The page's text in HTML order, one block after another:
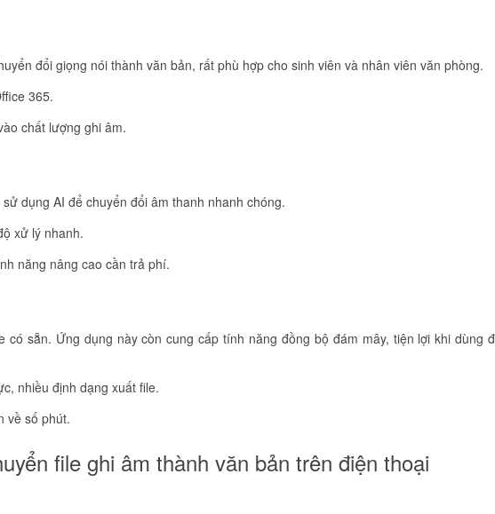
đổi giọng nói thành văn bản, rất phù hợp cho sinh viên và nhân viên văn phòng.
365.
chất lượng ghi âm.
dụng AI để chuyển đổi âm thanh nhanh chóng.
xử lý nhanh.
năng nâng cao cần trả phí.
có sẵn. Ứng dụng này còn cung cấp tính năng đồng bộ đám mây, tiện lợi khi dùng
nhiều định dạng xuất file.
về số phút.
file ghi âm thành văn bản trên điện thoại